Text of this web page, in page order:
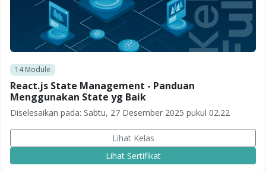
14Module
React.js State Management - Panduan
Menggunakan State yg Baik
Diselesaikan pada: Sabtu, 27 Desember 2025 pukul 02.22
Lihat Kelas
Lihat Sertifikat